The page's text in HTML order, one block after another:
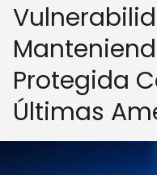
Protegida
Últimas